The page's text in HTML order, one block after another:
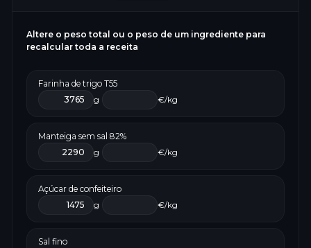
Altere o peso total ou o peso de um ingrediente para
recalcular toda a receita
Farinha de trigo T55
g
€/kg
Manteiga sem sal 82%
g
€/kg
Açúcar de confeiteiro
g
€/kg
Sal fino